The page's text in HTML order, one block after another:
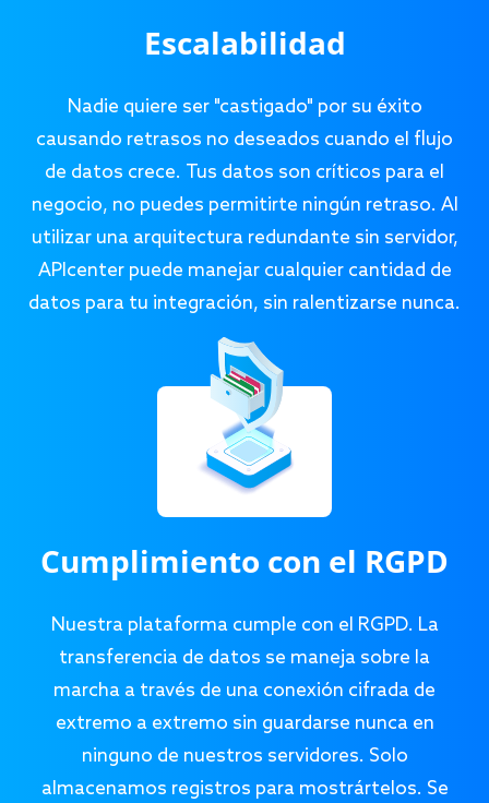
Escalabilidad
Nadie quiere ser "castigado" por su éxito
causando retrasos no deseados cuando el flujo
de datos crece. Tus datos son críticos para el
negocio, no puedes permitirte ningún retraso. Al
utilizar una arquitectura redundante sin servidor,
APIcenter puede manejar cualquier cantidad de
datos para tu integración, sin ralentizarse nunca.
Cumplimiento con el RGPD
Nuestra plataforma cumple con el RGPD. La
transferencia de datos se maneja sobre la
marcha a través de una conexión cifrada de
extremo a extremo sin guardarse nunca en
ninguno de nuestros servidores. Solo
almacenamos registros para mostrártelos. Se